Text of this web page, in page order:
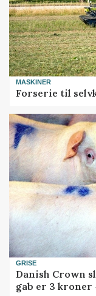
MASKINER
Forserie til
GRISE
Danish Crown
gab er 3 kroner